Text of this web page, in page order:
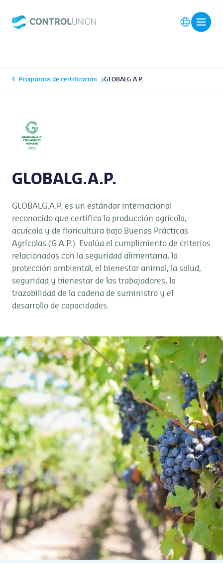
Programas de certificación GLOBALG.A.P.
GLOBALG.A.P.
GLOBALG.A.P. es un estándar internacional
reconocido que certifica la producción agrícola,
acuícola y de floricultura bajo Buenas Prácticas
Agrícolas (G.A.P.). Evalúa el cumplimiento de criterios
relacionados con la seguridad alimentaria, la
protección ambiental, el bienestar animal, la salud,
seguridad y bienestar de los trabajadores, la
trazabilidad de la cadena de suministro y el
desarrollo de capacidades.